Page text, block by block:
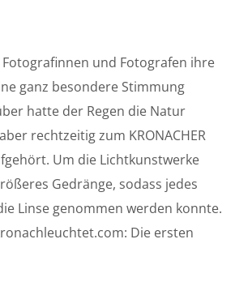
und Fotografen ihre
ganz besondere Stimmung
hatte der Regen die Natur
rechtzeitig zum KRONACHER
Um die Lichtkunstwerke
Gedränge, sodass jedes
Linse genommen werden konnte.
Die ersten